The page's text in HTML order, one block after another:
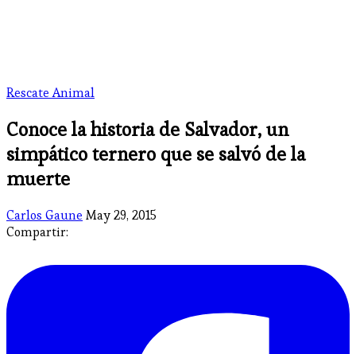
Rescate Animal
Conoce la historia de Salvador, un
simpático ternero que se salvó de la
muerte
Carlos Gaune May 29, 2015
Compartir: